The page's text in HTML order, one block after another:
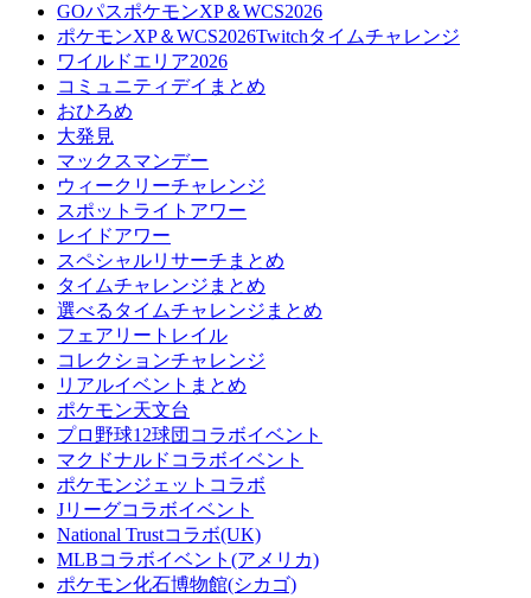
GOパスポケモンXP＆WCS2026
ポケモンXP＆WCS2026Twitchタイムチャレンジ
ワイルドエリア2026
コミュニティデイまとめ
おひろめ
大発見
マックスマンデー
ウィークリーチャレンジ
スポットライトアワー
レイドアワー
スペシャルリサーチまとめ
タイムチャレンジまとめ
選べるタイムチャレンジまとめ
フェアリートレイル
コレクションチャレンジ
リアルイベントまとめ
ポケモン天文台
プロ野球12球団コラボイベント
マクドナルドコラボイベント
ポケモンジェットコラボ
Jリーグコラボイベント
National Trustコラボ(UK)
MLBコラボイベント(アメリカ)
ポケモン化石博物館(シカゴ)